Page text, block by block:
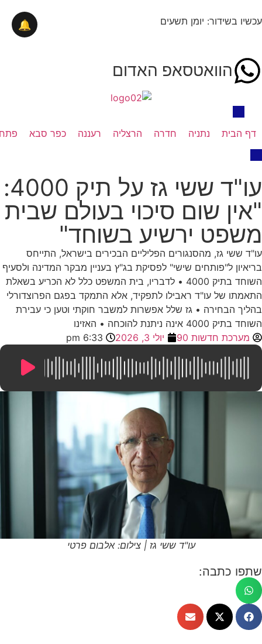
עכשיו בשידור: יומן תשעים
הוואטסאפ האדום
דף הבית נתניה חדרה הרצליה רעננה כפר סבא
עו"ד ששי גז על תיק 4000:
"אין שום סיכוי בעולם שבית
משפט ירשיע בשוחד"
עו"ד ששי גז, מהסנגורים הפליליים הבכירים בישראל, התייחס
בריאיון ל"פותחים שישי" לפסיקת בג"ץ בעניין מבקר המדינה ולסעיף
השוחד בתיק 4000 • לדבריו, בית המשפט כלל לא הכריע בשאלת
התאמתו של עו"ד ראבילו לתפקיד, אלא התמקד בפגם הפרוצדורלי
בהליך הבחירה • גז שלל אפשרות למשבר חוקתי וטען כי עבירת
השוחד בתיק 4000 אינה ניתנת להוכחה • האזינו
מערכת חדשות 90
יולי 3, 2026 6:33 pm
0:00
/
עו"ד ששי גז | צילום: אלבום פרטי
שתפו כתבה:
🔔